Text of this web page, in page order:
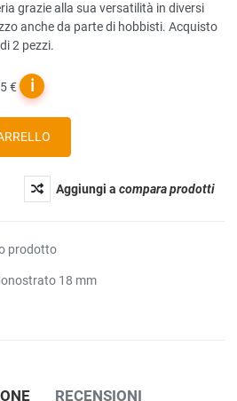
grazie alla sua versatilità in diversi
anche da parte di hobbisti. Acquisto
2 pezzi.
€ ℹ
Aggiungi acompara prodotti
prodotto
18 mm
RECENSIONI